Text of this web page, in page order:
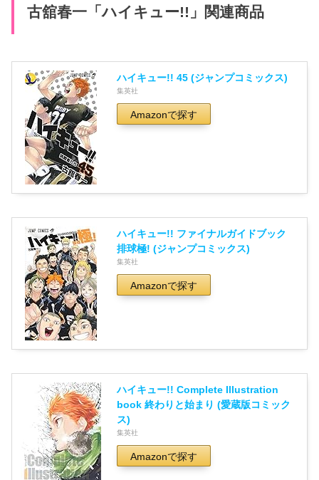
古舘春一「ハイキュー!!」関連商品
ハイキュー!! 45 (ジャンプコミックス)
集英社
Amazonで探す
ハイキュー!! ファイナルガイドブック
排球極! (ジャンプコミックス)
集英社
Amazonで探す
ハイキュー!! Complete Illustration
book 終わりと始まり (愛蔵版コミック
ス)
集英社
Amazonで探す